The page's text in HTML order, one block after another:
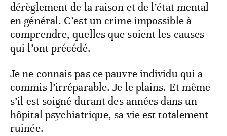
dérèglement de la raison et de l’état mental
en général. C’est un crime impossible à
comprendre, quelles que soient les causes
qui l’ont précédé.
Je ne connais pas ce pauvre individu qui a
commis l’irréparable. Je le plains. Et même
s’il est soigné durant des années dans un
hôpital psychiatrique, sa vie est totalement
ruinée.